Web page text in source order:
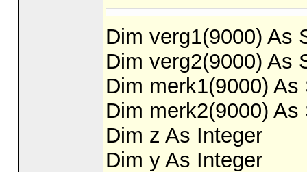
Dim verg1(9000) As
Dim verg2(9000) As
Dim merk1(9000) As
Dim merk2(9000) As
Dim z As Integer
Dim y As Integer